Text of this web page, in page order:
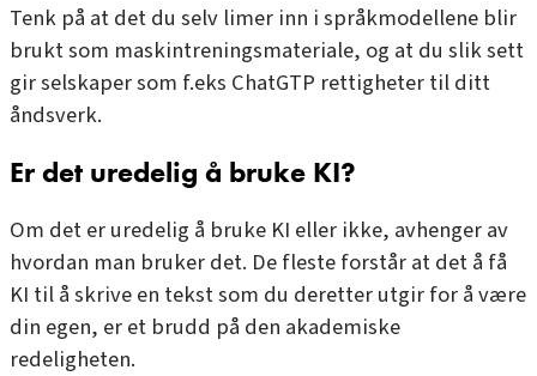
Tenk på at det du selv limer inn i språkmodellene blir
brukt som maskintreningsmateriale, og at du slik sett
gir selskaper som f.eks ChatGTP rettigheter til ditt
åndsverk.
Er det uredelig å bruke KI?
Om det er uredelig å bruke KI eller ikke, avhenger av
hvordan man bruker det. De fleste forstår at det å få
KI til å skrive en tekst som du deretter utgir for å være
din egen, er et brudd på den akademiske
redeligheten.